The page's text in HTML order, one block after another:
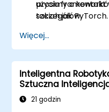
użyciu
takich jak PyTorch.
prosimy o kontakt
szczegółów.
Więcej...
Inteligentna
Sztuczna
Planowania i
21 godzin